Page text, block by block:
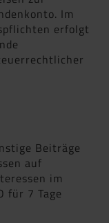
Im
erfolgt
Beiträge
auf
im
für 7 Tage